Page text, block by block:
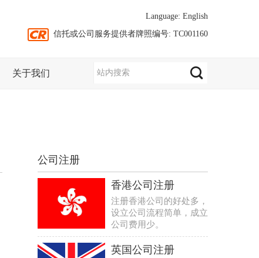
Language: English
信托或公司服务提供者牌照编号: TC001160
关于我们
公司注册
香港公司注册
注册香港公司的好处多，
设立公司流程简单，成立
公司费用少。
英国公司注册